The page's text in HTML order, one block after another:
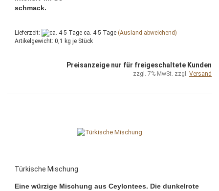
schmack.
Lieferzeit: ca. 4-5 Tage (Ausland abweichend)
Artikelgewicht: 0,1 kg je Stück
Preisanzeige nur für freigeschaltete Kunden
zzgl. 7% MwSt. zzgl. Versand
Türkische Mischung
Eine würzige Mischung aus Ceylontees. Die dunkelrote